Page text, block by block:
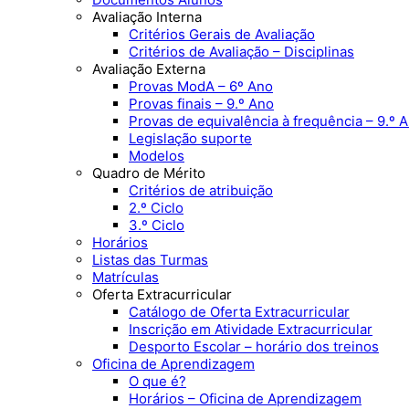
Avaliação Interna
Critérios Gerais de Avaliação
Critérios de Avaliação – Disciplinas
Avaliação Externa
Provas ModA – 6º Ano
Provas finais – 9.º Ano
Provas de equivalência à frequência – 9.º
Legislação suporte
Modelos
Quadro de Mérito
Critérios de atribuição
2.º Ciclo
3.º Ciclo
Horários
Listas das Turmas
Matrículas
Oferta Extracurricular
Catálogo de Oferta Extracurricular
Inscrição em Atividade Extracurricular
Desporto Escolar – horário dos treinos
Oficina de Aprendizagem
O que é?
Horários – Oficina de Aprendizagem